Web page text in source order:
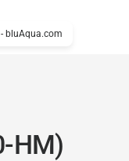
bluAqua.com
HM)